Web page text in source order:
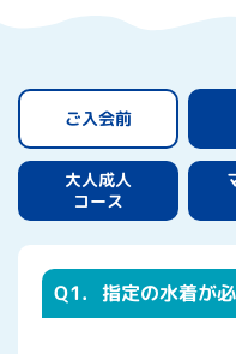
ご入会前
大人成人
コース
Q1. 指定の水着が